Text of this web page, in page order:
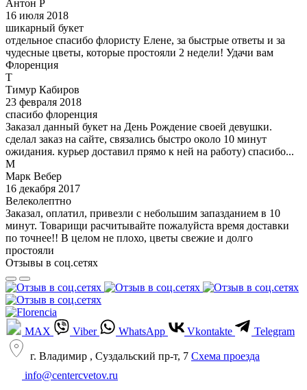
Антон Р
16 июля 2018
шикарный букет
отдельное спасибо флористу Елене, за быстрые ответы и за
чудесные цветы, которые простояли 2 недели! Удачи вам
Флоренция
Т
Тимур Кабиров
23 февраля 2018
спасибо флоренция
Заказал данный букет на День Рождение своей девушки.
сделал заказ на сайте, связались быстро около 10 минут
ожидания. курьер доставил прямо к ней на работу) спасибо...
М
Марк Вебер
16 декабря 2017
Велеколептно
Заказал, оплатил, привезли с небольшим запазданием в 10
минут. Товарищи расчитывайте пожалуйста время доставки
по точнее!! В целом не плохо, цветы свежие и долго
простояли
Отзывы в соц.сетях
MAX Viber WhatsApp Vkontakte Telegram
г. Владимир , Суздальский пр-т, 7 Cхема проезда
info@centercvetov.ru